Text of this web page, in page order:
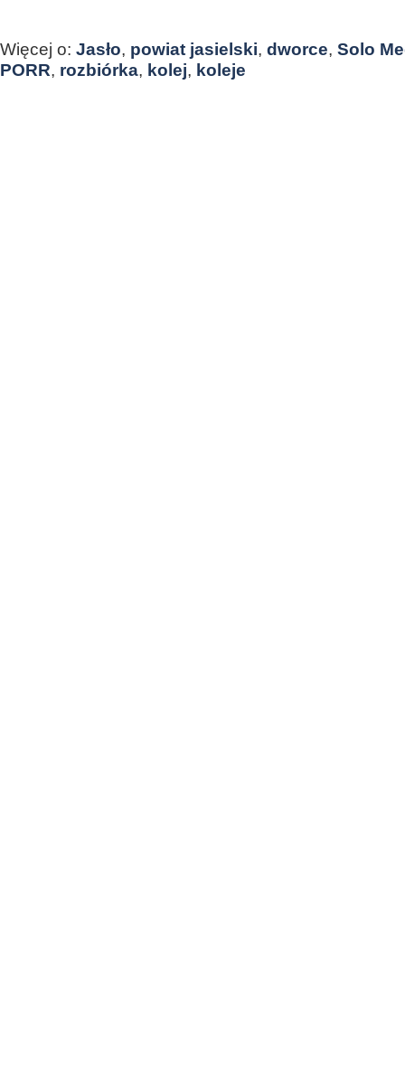
Więcej o: Jasło, powiat jasielski, dworce, Solo
PORR, rozbiórka, kolej, koleje